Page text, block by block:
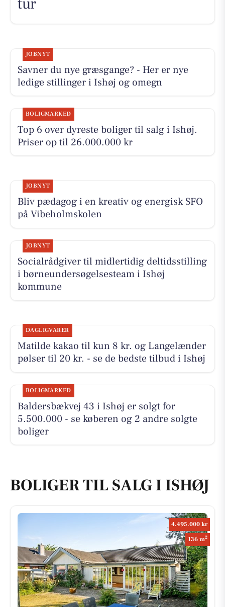
tur
JOBNYT
Savner du nye græsgange? - Her er nye
ledige stillinger i Ishøj og omegn
BOLIGMARKED
Top 6 over dyreste boliger til salg i Ishøj.
Priser op til 26.000.000 kr
JOBNYT
Bliv pædagog i en kreativ og energisk SFO
på Vibeholmskolen
JOBNYT
Socialrådgiver til midlertidig deltidsstilling
i børneundersøgelsesteam i Ishøj
kommune
DAGLIGVARER
Matilde kakao til kun 8 kr. og Langelænder
pølser til 20 kr. - se de bedste tilbud i Ishøj
BOLIGMARKED
Baldersbækvej 43 i Ishøj er solgt for
5.500.000 - se køberen og 2 andre solgte
boliger
BOLIGER TIL SALG I ISHØJ
4.495.000 kr
136 m2